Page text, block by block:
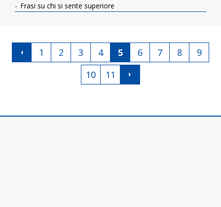
Frasi su chi si sente superiore
1 2 3 4 5 6 7 8
9
10
11